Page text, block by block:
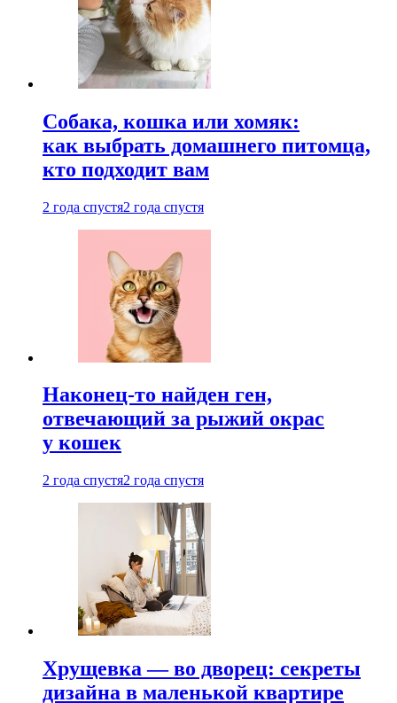
Собака, кошка или хомяк:
как выбрать домашнего питомца,
кто подходит вам
2 года спустя2 года спустя
Наконец-то найден ген,
отвечающий за рыжий окрас
у кошек
2 года спустя2 года спустя
Хрущевка — во дворец: секреты
дизайна в маленькой квартире